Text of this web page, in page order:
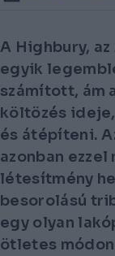
A Highbury,
egyik
számított, ám
költözés
és átépíteni.
azonban ezzel
létesítmény
besorolású
egy olyan
ötletes